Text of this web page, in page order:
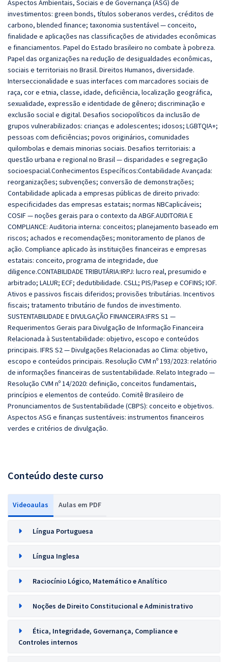
Aspectos Ambientais, Sociais e de Governança (ASG) de
investimentos: green bonds, títulos soberanos verdes, créditos de
carbono, blended finance; taxonomia sustentável — conceito,
finalidade e aplicações nas classificações de atividades econômicas
e financiamentos. Papel do Estado brasileiro no combate à pobreza.
Papel das organizações na redução de desigualdades econômicas,
sociais e territoriais no Brasil. Direitos Humanos, diversidade.
Interseccionalidade e suas interfaces com marcadores sociais de
raça, cor e etnia, classe, idade, deficiência, localização geográfica,
sexualidade, expressão e identidade de gênero; discriminação e
exclusão social e digital. Desafios sociopolíticos da inclusão de
grupos vulnerabilizados: crianças e adolescentes; idosos; LGBTQIA+;
pessoas com deficiências; povos originários, comunidades
quilombolas e demais minorias sociais. Desafios territoriais: a
questão urbana e regional no Brasil — disparidades e segregação
socioespacial.Conhecimentos Específicos:Contabilidade Avançada:
reorganizações; subvenções; conversão de demonstrações;
Contabilidade aplicada a empresas públicas de direito privado:
especificidades das empresas estatais; normas NBCaplicáveis;
COSIF — noções gerais para o contexto da ABGF.AUDITORIA E
COMPLIANCE: Auditoria interna: conceitos; planejamento baseado em
riscos; achados e recomendações; monitoramento de planos de
ação. Compliance aplicado às instituições financeiras e empresas
estatais: conceito, programa de integridade, due
diligence.CONTABILIDADE TRIBUTÁRIA:IRPJ: lucro real, presumido e
arbitrado; LALUR; ECF; dedutibilidade. CSLL; PIS/Pasep e COFINS; IOF.
Ativos e passivos fiscais diferidos; provisões tributárias. Incentivos
fiscais; tratamento tributário de fundos de investimento.
SUSTENTABILIDADE E DIVULGAÇÃO FINANCEIRA:IFRS S1 —
Requerimentos Gerais para Divulgação de Informação Financeira
Relacionada à Sustentabilidade: objetivo, escopo e conteúdos
principais. IFRS S2 — Divulgações Relacionadas ao Clima: objetivo,
escopo e conteúdos principais. Resolução CVM nº 193/2023: relatório
de informações financeiras de sustentabilidade. Relato Integrado —
Resolução CVM nº 14/2020: definição, conceitos fundamentais,
princípios e elementos de conteúdo. Comitê Brasileiro de
Pronunciamentos de Sustentabilidade (CBPS): conceito e objetivos.
Aspectos ASG e finanças sustentáveis: instrumentos financeiros
verdes e critérios de divulgação.
Conteúdo deste curso
Videoaulas Aulas em PDF
Língua Portuguesa
Língua Inglesa
Raciocínio Lógico, Matemático e Analítico
Noções de Direito Constitucional e Administrativo
Ética, Integridade, Governança, Compliance e
Controles internos